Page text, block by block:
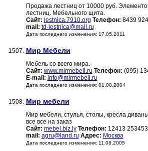
Продажа лестниц от 10000 руб.
лестниц. Мебельного щита.
Сайт: lestnica.7910.org Телефон: 8439
mail: td-lestnica@mail.ru
Дата последнего изменения: 17.05.2011
1507. Мир Мебели
Мебель со всего мира.
Сайт: www.mirmebeli.ru Телефон: (095)
E-mail: info@mirmebeli.ru
Дата последнего изменения: 01.08.2004
1508. Мир мебели
Мир мебели, стулья, столы, кресла
все все на заказ
Сайт: mebel.biz.ly Телефон: 12413
mail: agru@land.ru Адрес: Москва
Дата последнего изменения: 11.08.2005